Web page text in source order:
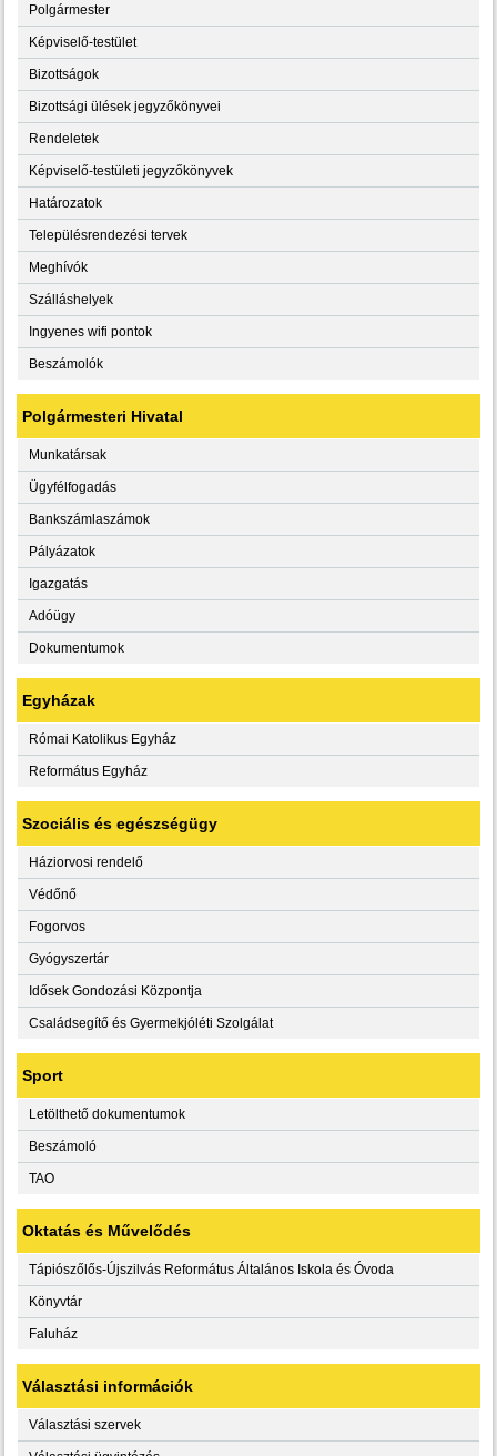
Polgármester
Képviselő-testület
Bizottságok
Bizottsági ülések jegyzőkönyvei
Rendeletek
Képviselő-testületi jegyzőkönyvek
Határozatok
Településrendezési tervek
Meghívók
Szálláshelyek
Ingyenes wifi pontok
Beszámolók
Polgármesteri Hivatal
Munkatársak
Ügyfélfogadás
Bankszámlaszámok
Pályázatok
Igazgatás
Adóügy
Dokumentumok
Egyházak
Római Katolikus Egyház
Református Egyház
Szociális és egészségügy
Háziorvosi rendelő
Védőnő
Fogorvos
Gyógyszertár
Idősek Gondozási Központja
Családsegítő és Gyermekjóléti Szolgálat
Sport
Letölthető dokumentumok
Beszámoló
TAO
Oktatás és Művelődés
Tápiószőlős-Újszilvás Református Általános Iskola és Óvoda
Könyvtár
Faluház
Választási információk
Választási szervek